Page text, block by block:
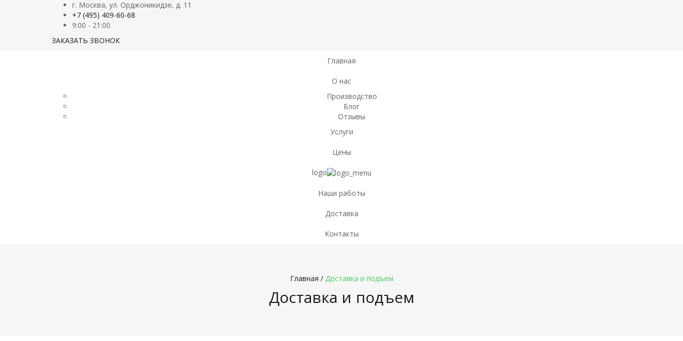
г. Москва, ул. Орджоникидзе, д. 11
+7 (495) 409-60-68
9:00 - 21:00
ЗАКАЗАТЬ ЗВОНОК
Главная
О нас
Производство
Блог
Отзывы
Услуги
Цены
logo
Наши работы
Доставка
Контакты
Главная / Доставка и подъем
Доставка и подъем